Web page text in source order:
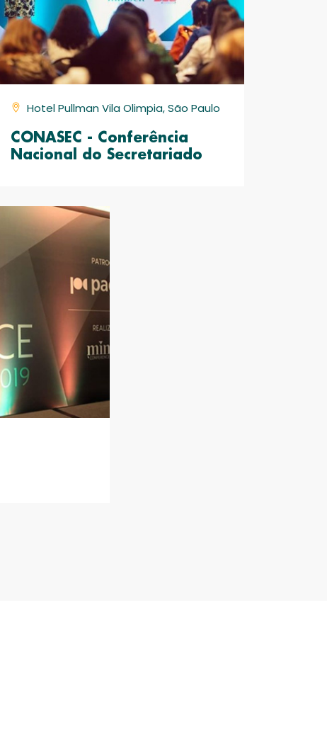
Hotel Pullman Vila Olimpia, São Paulo
CONASEC - Conferência
Nacional do Secretariado